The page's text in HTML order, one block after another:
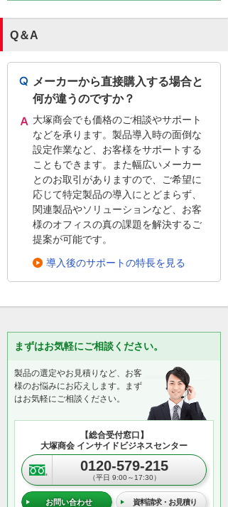
Q＆A
メーカーから直接購入する場合と
何が違うのですか？
大塚商会でも価格のご相談やサポート
などを承ります。製品導入時の面倒な
設定作業など、お客様をサポートする
こともできます。また幅広いメーカー
とのお取引がありますので、ご希望に
応じて特定製品の導入にとどまらず、
関連製品やソリューションなど、お客
様のオフィスの真の課題を解決するご
提案が可能です。
導入後のサポートの特長を見る
まずはお気軽にご相談ください。
製品の選定やお見積りなど、お客
様のお悩みにお応えします。まず
はお気軽にご相談ください。
【総合受付窓口】
大塚商会 インサイドビジネスセンター
0120-579-215
（平日 9:00～17:30）
お問い合わせ 資料請求・お見積り